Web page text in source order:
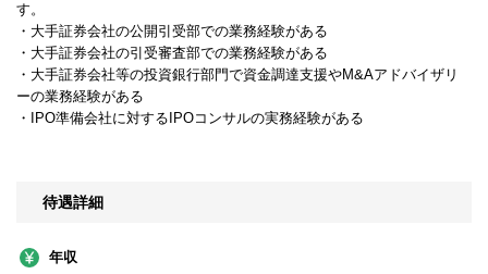
す。
・大手証券会社の公開引受部での業務経験がある
・大手証券会社の引受審査部での業務経験がある
・大手証券会社等の投資銀行部門で資金調達支援やM&Aアドバイザリ
ーの業務経験がある
・IPO準備会社に対するIPOコンサルの実務経験がある
待遇詳細
年収